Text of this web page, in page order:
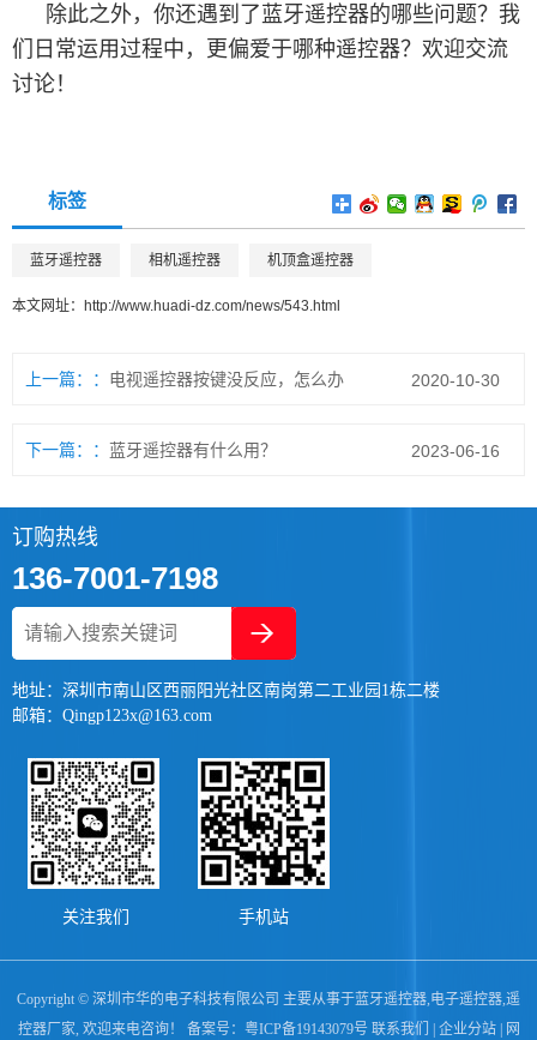
除此之外，你还遇到了蓝牙遥控器的哪些问题？我
们日常运用过程中，更偏爱于哪种遥控器？欢迎交流
讨论！
标签
蓝牙遥控器 相机遥控器 机顶盒遥控器
本文网址： http://www.huadi-dz.com/news/543.html
上一篇： 电视遥控器按键没反应，怎么办 2020-10-30
下一篇： 蓝牙遥控器有什么用？ 2023-06-16
订购热线
136-7001-7198
地址：深圳市南山区西丽阳光社区南岗第二工业园1栋二楼
邮箱：Qingp123x@163.com
关注我们 手机站
Copyright © 深圳市华的电子科技有限公司 主要从事于蓝牙遥控器 电子遥控器 遥
控器厂家 , 欢迎来电咨询！ 备案号： 粤ICP备19143079号 联系我们 | 企业分站| 网